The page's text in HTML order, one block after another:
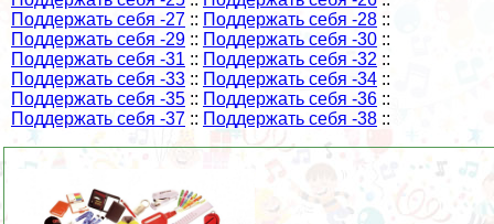
Поддержать себя -27 :: Поддержать себя -28 ::
Поддержать себя -29 :: Поддержать себя -30 ::
Поддержать себя -31 :: Поддержать себя -32 ::
Поддержать себя -33 :: Поддержать себя -34 ::
Поддержать себя -35 :: Поддержать себя -36 ::
Поддержать себя -37 :: Поддержать себя -38 ::